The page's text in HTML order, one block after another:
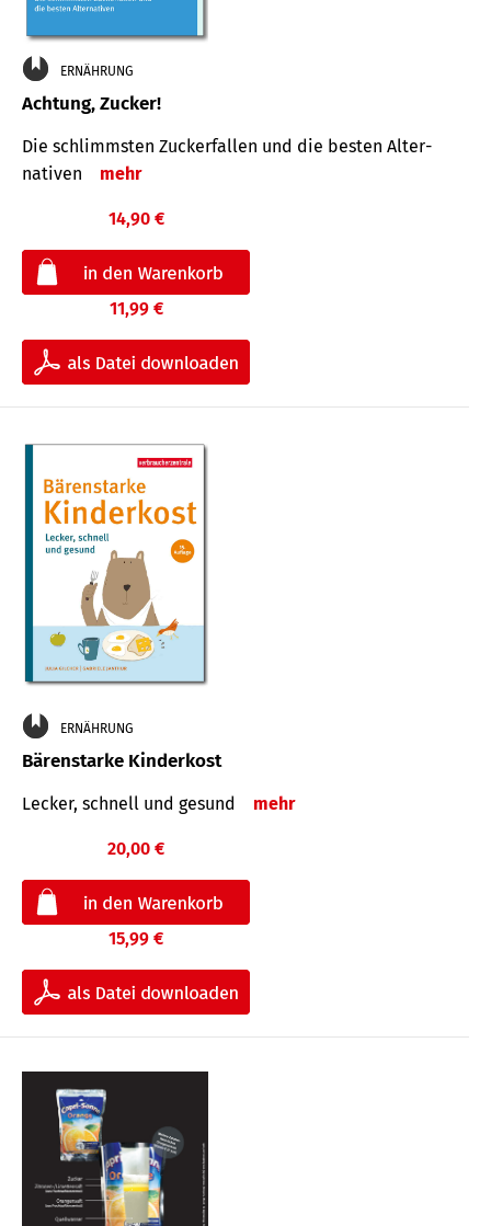
ERNÄHRUNG
Achtung, Zucker!
Die schlimmsten Zucker­fallen und die besten Alter­
nativen
mehr
14,90 €
11,99 €
ERNÄHRUNG
Bärenstarke Kinderkost
Lecker, schnell und gesund mehr
20,00 €
15,99 €